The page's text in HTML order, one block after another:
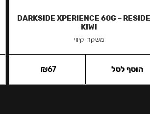
DARKSIDE XPERIENCE 60G –
KIWI
משקה קיווי
₪67 הוסף לסל